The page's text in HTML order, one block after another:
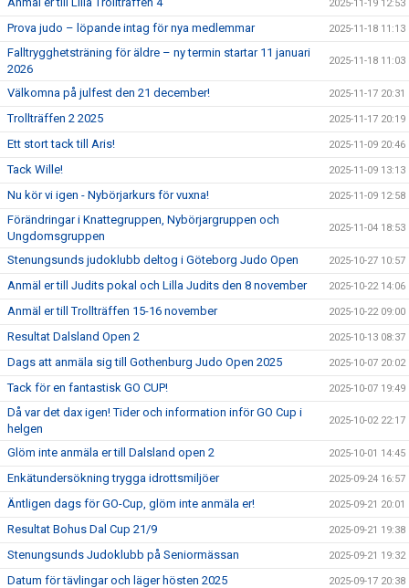
2025-11-19 12:53
Prova judo – löpande intag för nya medlemmar 2025-11-18 11:13
Falltrygghetsträning för äldre – ny termin startar 11 januari
2026
2025-11-18 11:03
Välkomna på julfest den 21 december! 2025-11-17 20:31
Trollträffen 2 2025 2025-11-17 20:19
Ett stort tack till Aris! 2025-11-09 20:46
Tack Wille! 2025-11-09 13:13
Nu kör vi igen - Nybörjarkurs för vuxna! 2025-11-09 12:58
Förändringar i Knattegruppen, Nybörjargruppen och
Ungdomsgruppen
2025-11-04 18:53
Stenungsunds judoklubb deltog i Göteborg Judo Open 2025-10-27 10:57
Anmäl er till Judits pokal och Lilla Judits den 8 november 2025-10-22 14:06
Anmäl er till Trollträffen 15-16 november 2025-10-22 09:00
Resultat Dalsland Open 2 2025-10-13 08:37
Dags att anmäla sig till Gothenburg Judo Open 2025 2025-10-07 20:02
Tack för en fantastisk GO CUP! 2025-10-07 19:49
Då var det dax igen! Tider och information inför GO Cup i
helgen
2025-10-02 22:17
Glöm inte anmäla er till Dalsland open 2 2025-10-01 14:45
Enkätundersökning trygga idrottsmiljöer 2025-09-24 16:57
Äntligen dags för GO-Cup, glöm inte anmäla er! 2025-09-21 20:01
Resultat Bohus Dal Cup 21/9 2025-09-21 19:38
Stenungsunds Judoklubb på Seniormässan 2025-09-21 19:32
Datum för tävlingar och läger hösten 2025 2025-09-17 20:38